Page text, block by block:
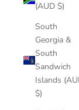
(AUD $)
South
Georgia &
South
Sandwich
Islands
$)